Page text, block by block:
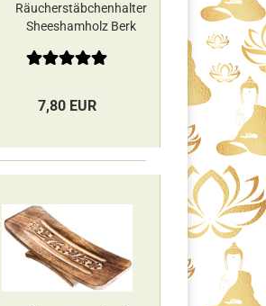
Räucherstäbchenhalter
Sheeshamholz Berk
7,80 EUR